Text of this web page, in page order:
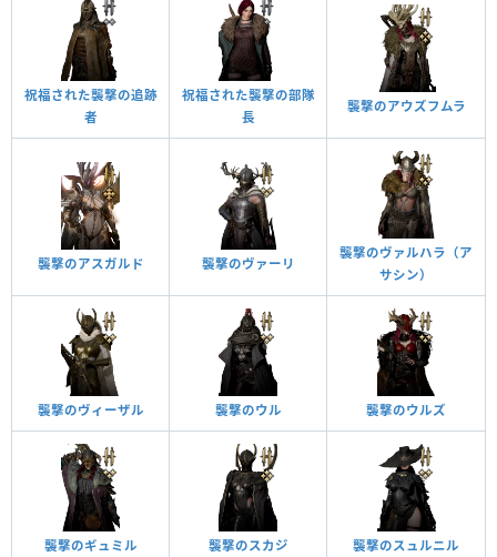
祝福された襲撃の追跡
者
祝福された襲撃の部隊
長
襲撃のアウズフムラ
襲撃のアスガルド 襲撃のヴァーリ
襲撃のヴァルハラ（ア
サシン）
襲撃のヴィーザル 襲撃のウル 襲撃のウルズ
襲撃のギュミル 襲撃のスカジ 襲撃のスュルニル